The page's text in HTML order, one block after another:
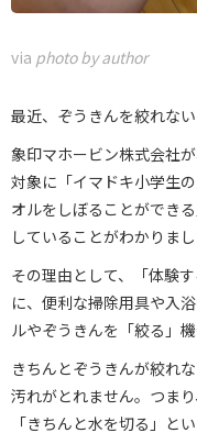
via photo by author
最近、ぞうきんを絞れな
象印マホービン株式会社
対象に「イマドキ小学生
オルをしぼることができ
していることがわかりまし
その理由として、「体験
に、便利な掃除用具や入
ルやぞうきんを「絞る」機
きちんとぞうきんが絞れ
汚れがとれません。つま
「きちんと水を切る」と